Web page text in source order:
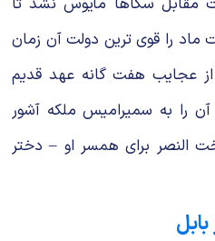
ماد را قوی ترین دولت آن زمان
عجایب هفت گانه عهد قدیم
را به سمیرامیس ملکه آشور
النصر برای همسر او – دختر